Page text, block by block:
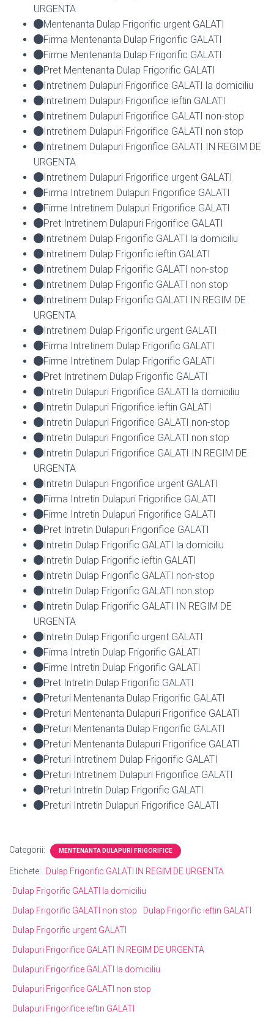
URGENTA
Mentenanta Dulap Frigorific urgent GALATI
Firma Mentenanta Dulap Frigorific GALATI
Firme Mentenanta Dulap Frigorific GALATI
Pret Mentenanta Dulap Frigorific GALATI
Intretinem Dulapuri Frigorifice GALATI la domiciliu
Intretinem Dulapuri Frigorifice ieftin GALATI
Intretinem Dulapuri Frigorifice GALATI non-stop
Intretinem Dulapuri Frigorifice GALATI non stop
Intretinem Dulapuri Frigorifice GALATI IN REGIM DE
URGENTA
Intretinem Dulapuri Frigorifice urgent GALATI
Firma Intretinem Dulapuri Frigorifice GALATI
Firme Intretinem Dulapuri Frigorifice GALATI
Pret Intretinem Dulapuri Frigorifice GALATI
Intretinem Dulap Frigorific GALATI la domiciliu
Intretinem Dulap Frigorific ieftin GALATI
Intretinem Dulap Frigorific GALATI non-stop
Intretinem Dulap Frigorific GALATI non stop
Intretinem Dulap Frigorific GALATI IN REGIM DE
URGENTA
Intretinem Dulap Frigorific urgent GALATI
Firma Intretinem Dulap Frigorific GALATI
Firme Intretinem Dulap Frigorific GALATI
Pret Intretinem Dulap Frigorific GALATI
Intretin Dulapuri Frigorifice GALATI la domiciliu
Intretin Dulapuri Frigorifice ieftin GALATI
Intretin Dulapuri Frigorifice GALATI non-stop
Intretin Dulapuri Frigorifice GALATI non stop
Intretin Dulapuri Frigorifice GALATI IN REGIM DE
URGENTA
Intretin Dulapuri Frigorifice urgent GALATI
Firma Intretin Dulapuri Frigorifice GALATI
Firme Intretin Dulapuri Frigorifice GALATI
Pret Intretin Dulapuri Frigorifice GALATI
Intretin Dulap Frigorific GALATI la domiciliu
Intretin Dulap Frigorific ieftin GALATI
Intretin Dulap Frigorific GALATI non-stop
Intretin Dulap Frigorific GALATI non stop
Intretin Dulap Frigorific GALATI IN REGIM DE
URGENTA
Intretin Dulap Frigorific urgent GALATI
Firma Intretin Dulap Frigorific GALATI
Firme Intretin Dulap Frigorific GALATI
Pret Intretin Dulap Frigorific GALATI
Preturi Mentenanta Dulap Frigorific GALATI
Preturi Mentenanta Dulapuri Frigorifice GALATI
Preturi Mentenanta Dulap Frigorific GALATI
Preturi Mentenanta Dulapuri Frigorifice GALATI
Preturi Intretinem Dulap Frigorific GALATI
Preturi Intretinem Dulapuri Frigorifice GALATI
Preturi Intretin Dulap Frigorific GALATI
Preturi Intretin Dulapuri Frigorifice GALATI
Categorii: MENTENANTA DULAPURI FRIGORIFICE
Etichete:
Dulap Frigorific GALATI IN REGIM DE URGENTA
Dulap Frigorific GALATI la domiciliu
Dulap Frigorific GALATI non stop
Dulap Frigorific ieftin GALATI
Dulap Frigorific urgent GALATI
Dulapuri Frigorifice GALATI IN REGIM DE URGENTA
Dulapuri Frigorifice GALATI la domiciliu
Dulapuri Frigorifice GALATI non stop
Dulapuri Frigorifice ieftin GALATI